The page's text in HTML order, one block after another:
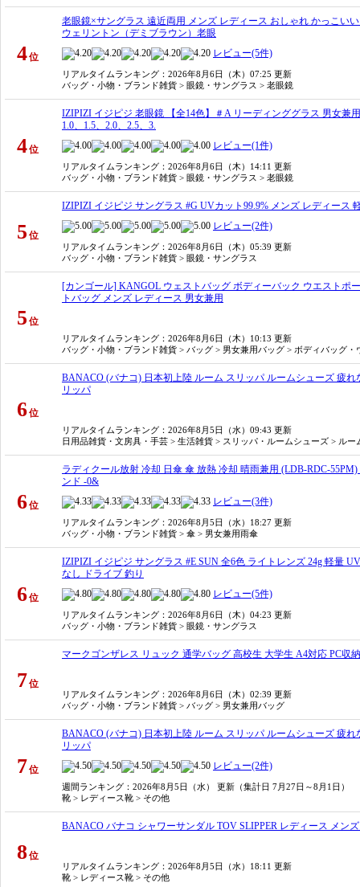
4位
老眼鏡×サングラス 遠近両用 メンズ レディース おしゃれ かっこい
ウェリントン（デミブラウン）老眼
レビュー(5件)
リアルタイムランキング ：2026年8月6日（木）07:25 更新
バッグ・小物・ブランド雑貨 > 眼鏡・サングラス > 老眼鏡
4位
IZIPIZI イジピジ 老眼鏡 【全14色】＃A リーディンググラス 男女兼
1.0、1.5、2.0、2.5、3.
レビュー(1件)
リアルタイムランキング ：2026年8月6日（木）14:11 更新
バッグ・小物・ブランド雑貨 > 眼鏡・サングラス > 老眼鏡
5 位
IZIPIZI イジピジ サングラス #G UVカット99.9% メンズ レディース
レビュー(2件)
リアルタイムランキング ：2026年8月6日（木）05:39 更新
バッグ・小物・ブランド雑貨 > 眼鏡・サングラス
5 位
[カンゴール] KANGOL ウェストバッグ ボディーバック ウエストポ
トバッグ メンズ レディース 男女兼用
リアルタイムランキング ：2026年8月6日（木）10:13 更新
バッグ・小物・ブランド雑貨 > バッグ > 男女兼用バッグ > ボディバッグ・
6位
BANACO (バナコ) 日本初上陸 ルーム スリッパ ルームシューズ 疲
リッパ
リアルタイムランキング ：2026年8月5日（水）09:43 更新
日用品雑貨・文房具・手芸 > 生活雑貨 > スリッパ・ルームシューズ > ルー
6位
ラディクール放射 冷却 日傘 傘 放熱 冷却 晴雨兼用 (LDB-RDC-
ンド -0&
レビュー(3件)
リアルタイムランキング ：2026年8月5日（水）18:27 更新
バッグ・小物・ブランド雑貨 > 傘 > 男女兼用雨傘
6位
IZIPIZI イジピジ サングラス #E SUN 全6色 ライトレンズ 24g 軽量
なし ドライブ 釣り
レビュー(5件)
リアルタイムランキング ：2026年8月6日（木）04:23 更新
バッグ・小物・ブランド雑貨 > 眼鏡・サングラス
7位
マークゴンザレス リュック 通学バッグ 高校生 大学生 A4対応 PC収
リアルタイムランキング ：2026年8月6日（木）02:39 更新
バッグ・小物・ブランド雑貨 > バッグ > 男女兼用バッグ
7位
BANACO (バナコ) 日本初上陸 ルーム スリッパ ルームシューズ 疲
リッパ
レビュー(2件)
週間ランキング ：2026年8月5日（水） 更新（集計日 7月27日～8月1日）
靴 > レディース靴 > その他
8位
BANACO バナコ シャワーサンダル TOV SLIPPER レディース メン
リアルタイムランキング ：2026年8月5日（水）18:11 更新
靴 > レディース靴 > その他